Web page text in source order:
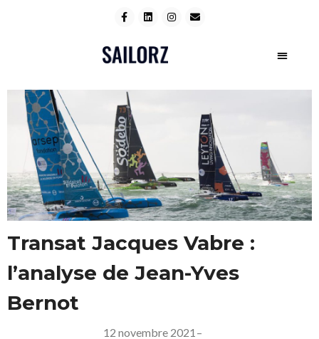
Transat Jacques Vabre :
l’analyse de Jean-Yves
Bernot
12 novembre 2021 –